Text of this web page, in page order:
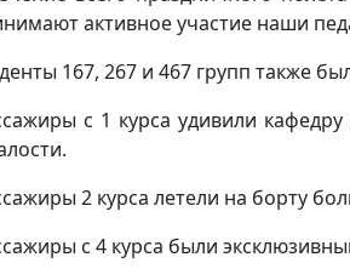
активное участие наши
167, 267 и 467 групп также
с 1 курса удивили
2 курса летели на борту
с 4 курса были